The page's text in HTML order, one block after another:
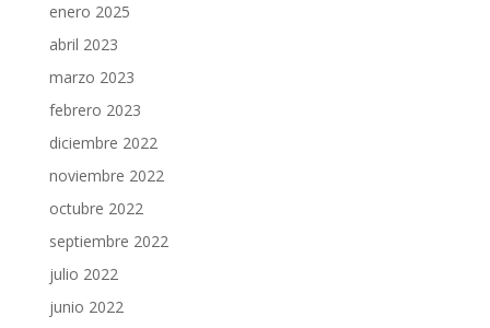
enero 2025
abril 2023
marzo 2023
febrero 2023
diciembre 2022
noviembre 2022
octubre 2022
septiembre 2022
julio 2022
junio 2022